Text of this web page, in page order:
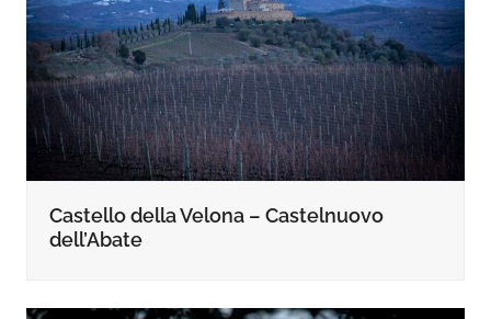
Castello della Velona – Castelnuovo
dell’Abate